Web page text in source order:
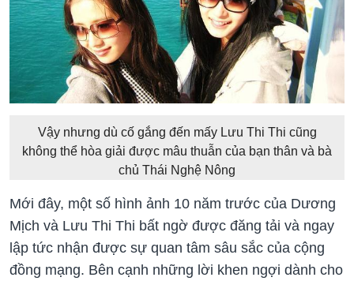
Vậy nhưng dù cố gắng đến mấy Lưu Thi Thi cũng
không thể hòa giải được mâu thuẫn của bạn thân và bà
chủ Thái Nghệ Nông
Mới đây, một số hình ảnh 10 năm trước của Dương
Mịch và Lưu Thi Thi bất ngờ được đăng tải và ngay
lập tức nhận được sự quan tâm sâu sắc của cộng
đồng mạng. Bên cạnh những lời khen ngợi dành cho